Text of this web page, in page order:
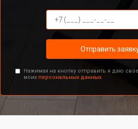
Отправить
Нажимая на кнопку отправить я даю
моих персональных данных.